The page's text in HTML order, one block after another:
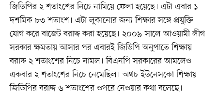
জিডিপির ২ শতাংশের নিচে নামিয়ে ফেলা হয়েছে। এটা এবার ১
দশমিক ৮৩ শতাংশ। এটা লুকানোর জন্য শিক্ষার সঙ্গে প্রযুক্তি
যোগ করে বাজেট বরাদ্দ করা হয়েছে। ২০০৯ সালে আওয়ামী লীগ
সরকার ক্ষমতায় আসার পর এবারই জিডিপি অনুপাতে শিক্ষায়
বরাদ্দ ২ শতাংশের নিচে নামল। বিএনপি সরকারের আমলেও
একবার ২ শতাংশের নিচে নেমেছিল। অথচ ইউনেসকো শিক্ষায়
জিডিপির বরাদ্দ ৬ শতাংশের ওপরে নেওয়ার কথা বলেছে।